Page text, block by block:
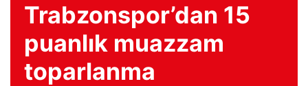
Trabzonspor’dan 15
puanlık muazzam
toparlanma